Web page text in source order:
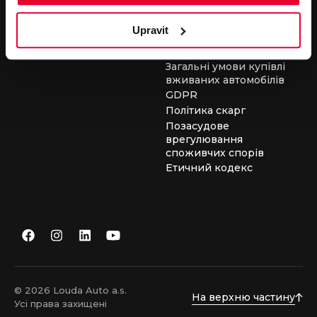
Upravit
засобів
Загальні умови для
виконання сервісних
робіт
Загальні умови купівлі
вживаних автомобілів
GDPR
Політика скарг
Позасудове
врегулювання
споживчих спорів
Етичний кодекс
© 2026 Louda Auto a.s.
Усі права захищені
На верхню частину